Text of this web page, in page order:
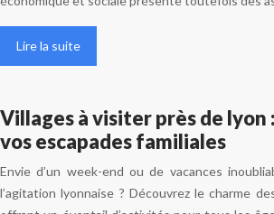
Lire la suite
Villages à visiter près de lyon
vos escapades familiales
Envie d’un week-end ou de vacances
l’agitation lyonnaise ? Découvrez le charme